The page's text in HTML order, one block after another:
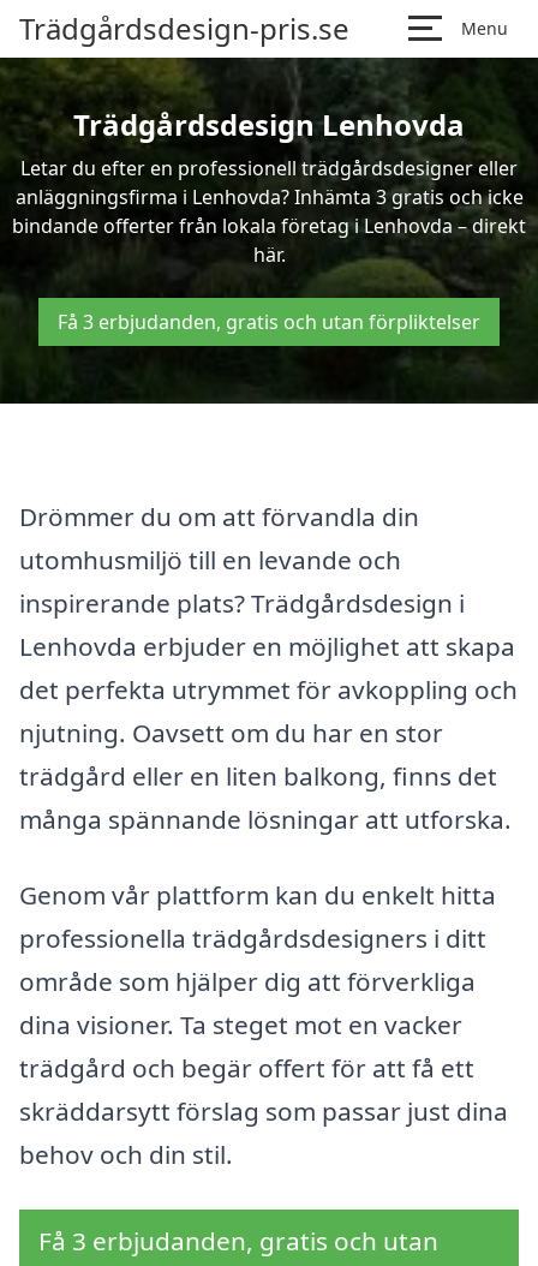
Trädgårdsdesign-pris.se Menu
Trädgårdsdesign Lenhovda
Letar du efter en professionell trädgårdsdesigner eller
anläggningsfirma i Lenhovda? Inhämta 3 gratis och icke
bindande offerter från lokala företag i Lenhovda – direkt
här.
Få 3 erbjudanden, gratis och utan förpliktelser
Drömmer du om att förvandla din
utomhusmiljö till en levande och
inspirerande plats? Trädgårdsdesign i
Lenhovda erbjuder en möjlighet att skapa
det perfekta utrymmet för avkoppling och
njutning. Oavsett om du har en stor
trädgård eller en liten balkong, finns det
många spännande lösningar att utforska.
Genom vår plattform kan du enkelt hitta
professionella trädgårdsdesigners i ditt
område som hjälper dig att förverkliga
dina visioner. Ta steget mot en vacker
trädgård och begär offert för att få ett
skräddarsytt förslag som passar just dina
behov och din stil.
Få 3 erbjudanden, gratis och utan